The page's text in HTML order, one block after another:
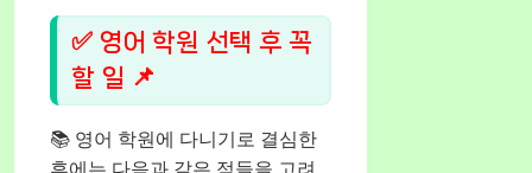
✅ 영어 학원 선택 후 꼭
할 일 📌
📚 영어 학원에 다니기로 결심한